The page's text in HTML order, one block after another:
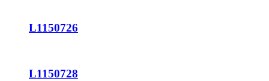
L1150726
L1150728